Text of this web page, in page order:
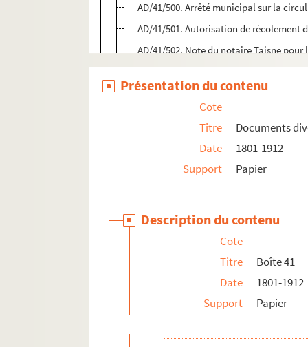
AD/41/500. Arrêté municipal sur la
AD/41/501. Autorisation de récolement
AD/41/502. Note du notaire Taisne
AD/41/503. Plan d'avant -projet pour
AD/41/504. Rapport du garde-
AD/41/505. Travaux divers dans les
AD/41/506. Demande d'exploitation
AD/41/507. Demande d'assignation
AD/41/508. Subvention de la ville
AD/41/510. Plan des hangars de la
AD/41/511. Plan de Cambrai
Présentation du contenu
Cote
Titre
Documents
Date
1801-1912
Support
Papier
Description du contenu
Cote
Titre
Boîte 41
Date
1801-1912
Support
Papier